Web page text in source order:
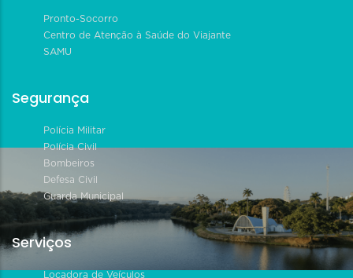
Pronto-Socorro
Centro de Atenção à Saúde do Viajante
SAMU
Segurança
Polícia Militar
Polícia Civil
Bombeiros
Defesa Civil
Guarda Municipal
Serviços
Locadora de Veículos